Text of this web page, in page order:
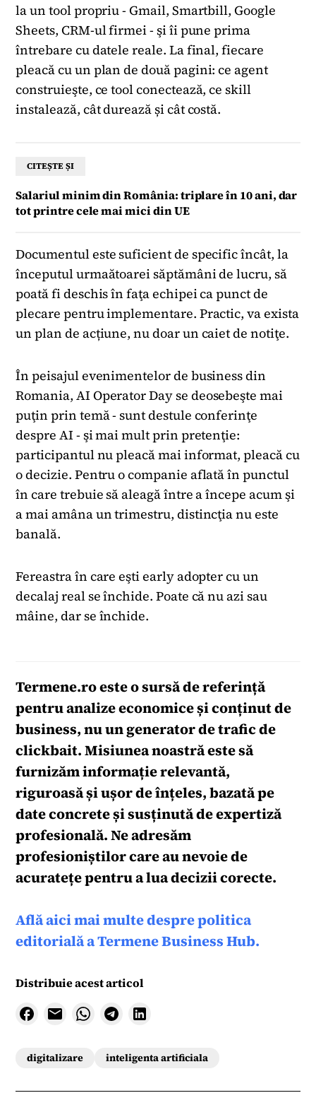
la un tool propriu - Gmail, Smartbill, Google
Sheets, CRM-ul firmei - şi îi pune prima
întrebare cu datele reale. La final, fiecare
pleacă cu un plan de două pagini: ce agent
construieşte, ce tool conectează, ce skill
instalează, cât durează și cât costă.
CITEȘTE ȘI
Salariul minim din România: triplare în 10 ani, dar
tot printre cele mai mici din UE
Documentul este suficient de specific încât, la
începutul urmaătoarei săptămâni de lucru, să
poată fi deschis în faţa echipei ca punct de
plecare pentru implementare. Practic, va exista
un plan de acțiune, nu doar un caiet de notiţe.
În peisajul evenimentelor de business din
Romania, AI Operator Day se deosebeşte mai
puţin prin temă - sunt destule conferinţe
despre AI - şi mai mult prin pretenţie:
participantul nu pleacă mai informat, pleacă cu
o decizie. Pentru o companie aflată în punctul
în care trebuie să aleagă între a începe acum şi
a mai amâna un trimestru, distincţia nu este
banală.
Fereastra în care eşti early adopter cu un
decalaj real se închide. Poate că nu azi sau
mâine, dar se închide.
Termene.roeste o sursă de referință
pentru analize economice și conținut de
business, nu un generator de trafic de
clickbait. Misiunea noastră este să
furnizăm informație relevantă,
riguroasă și ușor de înțeles, bazată pe
date concrete și susținută de expertiză
profesională. Ne adresăm
profesioniștilor care au nevoie de
acuratețe pentru a lua decizii corecte.
Află aici mai multe despre politica
editorială a Termene Business Hub.
Distribuie acest articol
digitalizare inteligenta artificiala